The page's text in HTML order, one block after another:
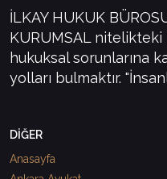
İLKAY HUKUK
KURUMSAL
hukuksal sorunlarına
yolları bulmaktır.
DİĞER
Anasayfa